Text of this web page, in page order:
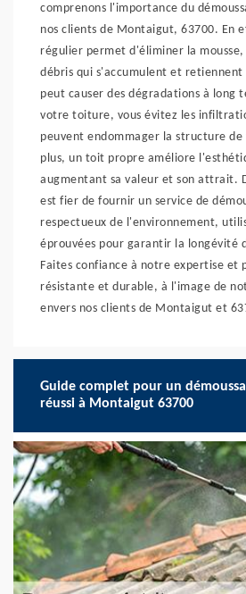
comprenons l'importance du
nos clients de Montaigut, 63700. En
régulier permet d'éliminer la
débris qui s'accumulent et
peut causer des dégradations à long
votre toiture, vous évitez les
peuvent endommager la structure de
plus, un toit propre améliore
augmentant sa valeur et son attrait.
est fier de fournir un service de
respectueux de l'environnement,
éprouvées pour garantir la longévité
Faites confiance à notre expertise
résistante et durable, à l'image de
envers nos clients de Montaigut et
Guide complet pour un
réussi à Montaigut 63700